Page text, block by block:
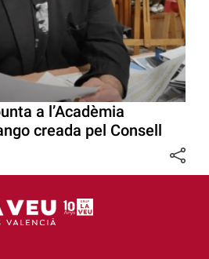
a l’Acadèmia
creada pel Consell